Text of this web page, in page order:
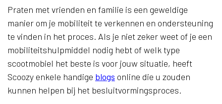
Praten met vrienden en familie is een geweldige
manier om je mobiliteit te verkennen en ondersteuning
te vinden in het proces. Als je niet zeker weet of je een
mobiliteitshulpmiddel nodig hebt of welk type
scootmobiel het beste is voor jouw situatie, heeft
Scoozy enkele handige blogs online die u zouden
kunnen helpen bij het besluitvormingsproces.